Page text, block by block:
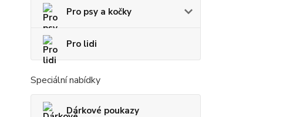
Pro psy a kočky
Pro lidi
Speciální nabídky
Dárkové poukazy